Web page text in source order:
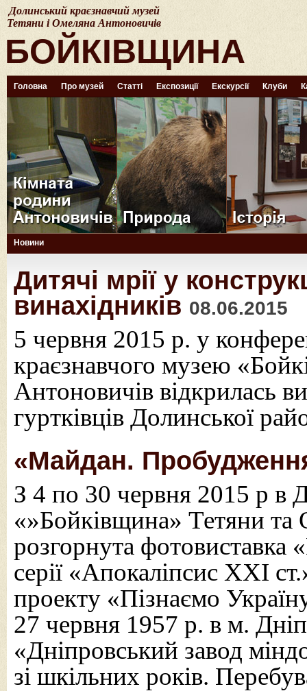
Долинський краєзнавчий музей
Тетяни і Омеляна Антоновичів
БОЙКІВЩИНА
Головна Про музей Статті Експозиції Екскурсії Клуби
Новини
Дитячі мрії у
винахідників 08.06.2015
5 червня 2015 р. у
краєзнавчого музею
Антоновичів відкрилась
гуртківців Долинської
«Майдан.
З 4 по 30 червня 2015 р в
«»Бойківщина» Тетяни
розгорнута фотовиставка
серії «Апокаліпсис XXI
проекту «Пізнаємо
27 червня 1957 р. в м.
«Дніпровський завод
зі шкільних років.